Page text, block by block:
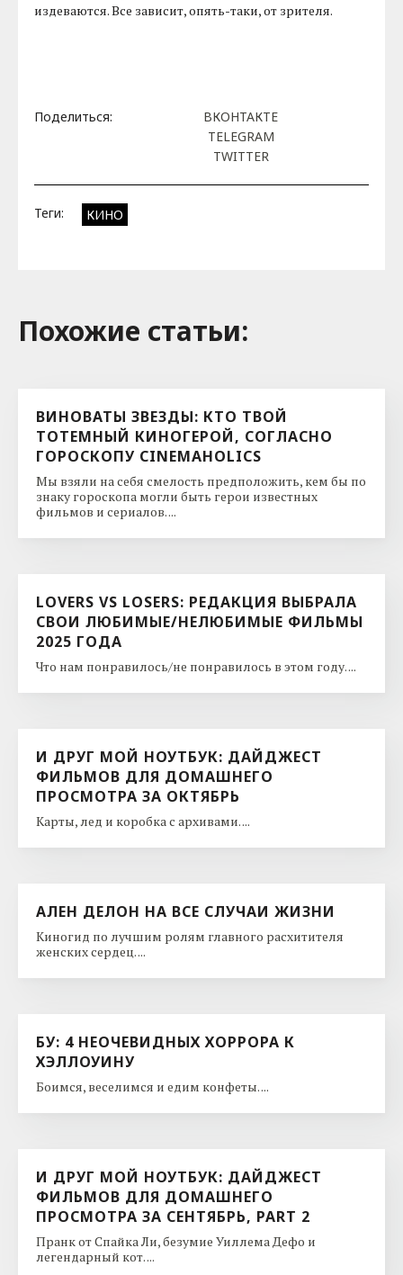
издеваются. Все зависит, опять-таки, от зрителя.
Поделиться:
ВКОНТАКТЕ
TELEGRAM
TWITTER
Теги: КИНО
Похожие cтатьи:
ВИНОВАТЫ ЗВЕЗДЫ: КТО ТВОЙ
ТОТЕМНЫЙ КИНОГЕРОЙ, СОГЛАСНО
ГОРОСКОПУ CINEMAHOLICS
Мы взяли на себя смелость предположить, кем бы по
знаку гороскопа могли быть герои известных
фильмов и сериалов. ...
LOVERS VS LOSERS: РЕДАКЦИЯ ВЫБРАЛА
СВОИ ЛЮБИМЫЕ/НЕЛЮБИМЫЕ ФИЛЬМЫ
2025 ГОДА
Что нам понравилось/не понравилось в этом году. ...
И ДРУГ МОЙ НОУТБУК: ДАЙДЖЕСТ
ФИЛЬМОВ ДЛЯ ДОМАШНЕГО
ПРОСМОТРА ЗА ОКТЯБРЬ
Карты, лед и коробка с архивами. ...
АЛЕН ДЕЛОН НА ВСЕ СЛУЧАИ ЖИЗНИ
Киногид по лучшим ролям главного расхитителя
женских сердец. ...
БУ: 4 НЕОЧЕВИДНЫХ ХОРРОРА К
ХЭЛЛОУИНУ
Боимся, веселимся и едим конфеты. ...
И ДРУГ МОЙ НОУТБУК: ДАЙДЖЕСТ
ФИЛЬМОВ ДЛЯ ДОМАШНЕГО
ПРОСМОТРА ЗА СЕНТЯБРЬ, PART 2
Пранк от Спайка Ли, безумие Уиллема Дефо и
легендарный кот. ...